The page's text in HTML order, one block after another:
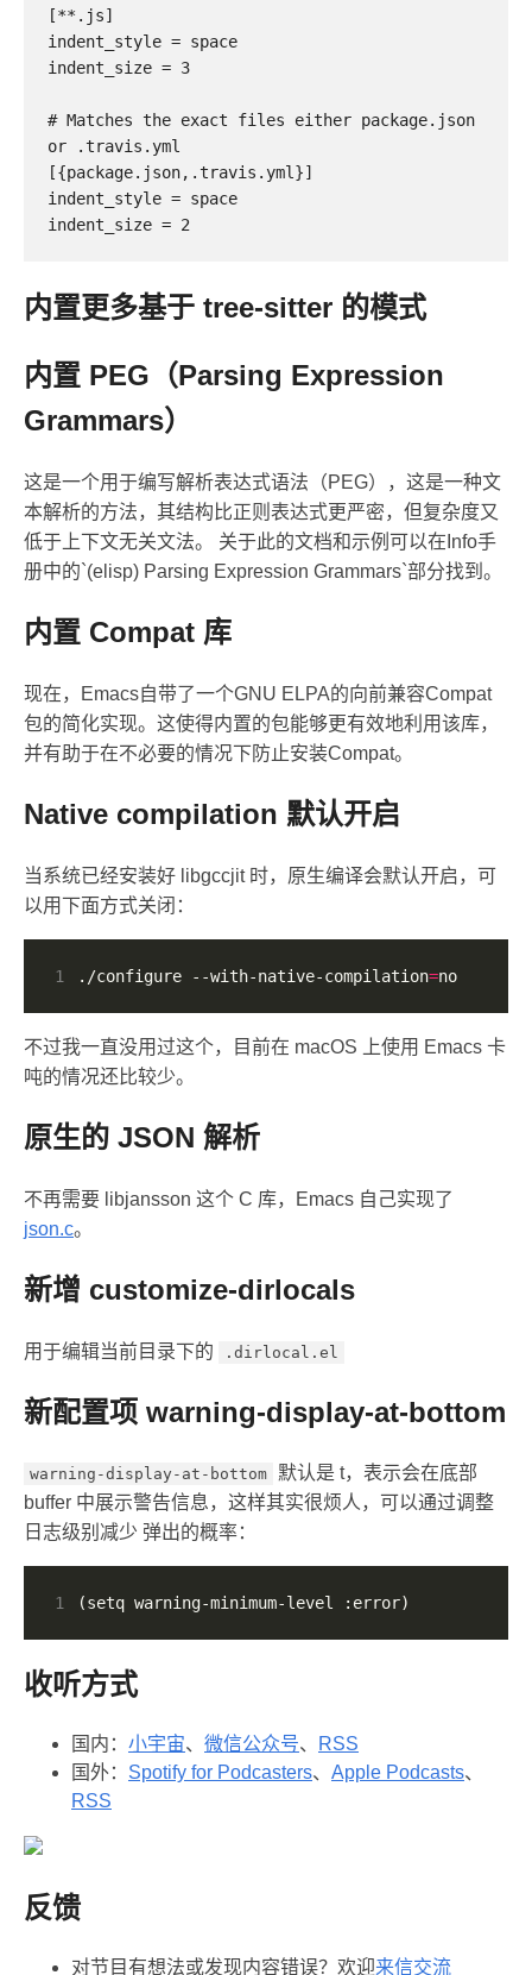
[**.js]
indent_style = space
indent_size = 3
# Matches the exact files either package.json
or .travis.yml
[{package.json,.travis.yml}]
indent_style = space
indent_size = 2
内置更多基于 tree-sitter 的模式
内置 PEG（Parsing Expression
Grammars）
这是一个用于编写解析表达式语法（PEG），这是一种文
本解析的方法，其结构比正则表达式更严密，但复杂度又
低于上下文无关文法。 关于此的文档和示例可以在Info手
册中的`(elisp) Parsing Expression Grammars`部分找到。
内置 Compat 库
现在，Emacs自带了一个GNU ELPA的向前兼容Compat
包的简化实现。这使得内置的包能够更有效地利用该库，
并有助于在不必要的情况下防止安装Compat。
Native compilation 默认开启
当系统已经安装好 libgccjit 时，原生编译会默认开启，可
以用下面方式关闭：
1 ./configure --with-native-compilation=no
不过我一直没用过这个，目前在 macOS 上使用 Emacs 卡
吨的情况还比较少。
原生的 JSON 解析
不再需要 libjansson 这个 C 库，Emacs 自己实现了
json.c。
新增 customize-dirlocals
用于编辑当前目录下的 .dirlocal.el
新配置项 warning-display-at-bottom
warning-display-at-bottom
默认是 t，表示会在底部
buffer 中展示警告信息，这样其实很烦人，可以通过调整
日志级别减少 弹出的概率：
1 (setq warning-minimum-level :error)
收听方式
国内： 小宇宙、 微信公众号、
RSS
国外： Spotify for Podcasters、 Apple Podcasts、
RSS
反馈
对节目有想法或发现内容错误？欢迎来信交流️